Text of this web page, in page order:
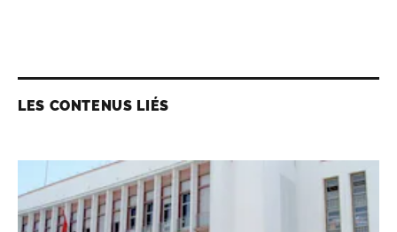
LES CONTENUS LIÉS